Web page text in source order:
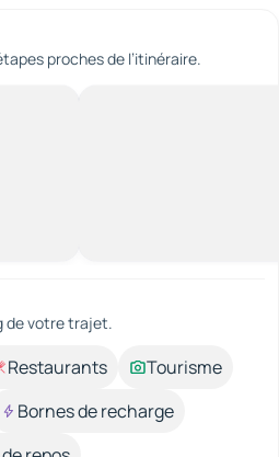
proches de l’itinéraire.
de votre trajet.
Restaurants
Tourisme
Bornes de recharge